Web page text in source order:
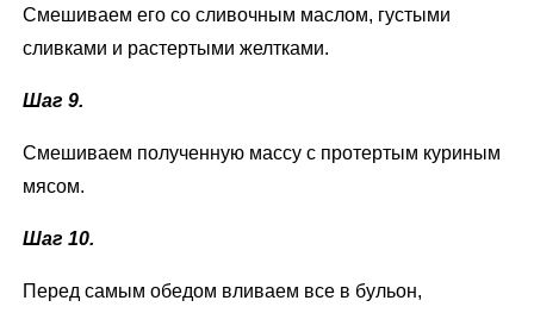
Смешиваем его со сливочным маслом, густыми
сливками и растертыми желтками.
Шаг 9.
Смешиваем полученную массу с протертым куриным
мясом.
Шаг 10.
Перед самым обедом вливаем все в бульон,